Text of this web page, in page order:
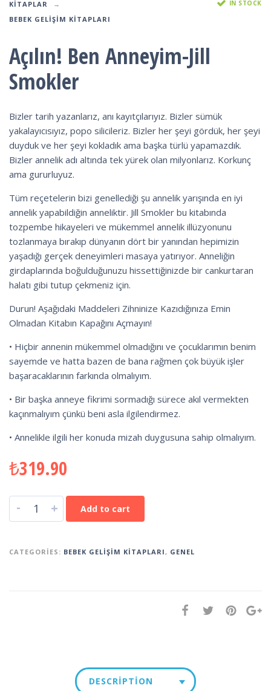
KITAPLAR
BEBEK GELIŞIM KITAPLARI
IN STOCK
Açılın! Ben Anneyim-Jill
Smokler
Bizler tarih yazanlarız, anı kayıtçılarıyız. Bizler sümük
yakalayıcısıyız, popo silicileriz. Bizler her şeyi gördük, her şeyi
duyduk ve her şeyi kokladık ama başka türlü yapamazdık.
Bizler annelik adı altında tek yürek olan milyonlarız. Korkunç
ama gururluyuz.
Tüm reçetelerin bizi genellediği şu annelik yarışında en iyi
annelik yapabildiğin anneliktir. Jill Smokler bu kitabında
tozpembe hikayeleri ve mükemmel annelik illüzyonunu
tozlanmaya bırakıp dünyanın dört bir yanından hepimizin
yaşadığı gerçek deneyimleri masaya yatırıyor. Anneliğin
girdaplarında boğulduğunuzu hissettiğinizde bir cankurtaran
halatı gibi tutup çekmeniz için.
Durun! Aşağıdaki Maddeleri Zihninize Kazıdığınıza Emin
Olmadan Kitabın Kapağını Açmayın!
• Hiçbir annenin mükemmel olmadığını ve çocuklarımın benim
sayemde ve hatta bazen de bana rağmen çok büyük işler
başaracaklarının farkında olmalıyım.
• Bir başka anneye fikrimi sormadığı sürece akıl vermekten
kaçınmalıyım çünkü beni asla ilgilendirmez.
• Annelikle ilgili her konuda mizah duygusuna sahip olmalıyım.
₺319.90
- + Add to cart
CATEGORIES: BEBEK GELIŞIM KITAPLARI , GENEL
DESCRIPTION